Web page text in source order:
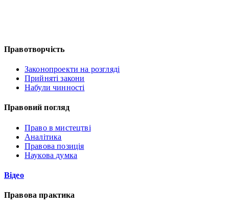
Правотворчість
Законопроекти на розгляді
Прийняті закони
Набули чинності
Правовий погляд
Право в мистецтві
Аналітика
Правова позиція
Наукова думка
Відео
Правова практика